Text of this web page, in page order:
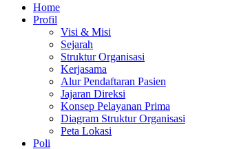
Home
Profil
Visi & Misi
Sejarah
Struktur Organisasi
Kerjasama
Alur Pendaftaran Pasien
Jajaran Direksi
Konsep Pelayanan Prima
Diagram Struktur Organisasi
Peta Lokasi
Poli